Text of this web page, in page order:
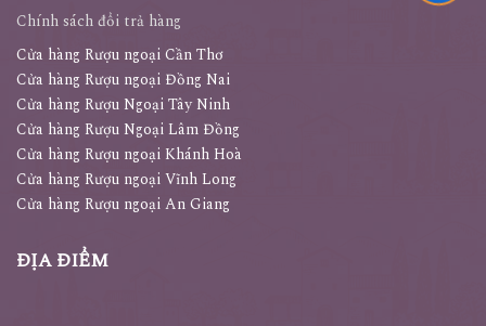
Chính sách đổi trả hàng
Cửa hàng Rượu ngoại Cần Thơ
Cửa hàng Rượu ngoại Đồng Nai
Cửa hàng Rượu Ngoại Tây Ninh
Cửa hàng Rượu Ngoại Lâm Đồng
Cửa hàng Rượu ngoại Khánh Hoà
Cửa hàng Rượu ngoại Vĩnh Long
Cửa hàng Rượu ngoại An Giang
ĐỊA ĐIỂM